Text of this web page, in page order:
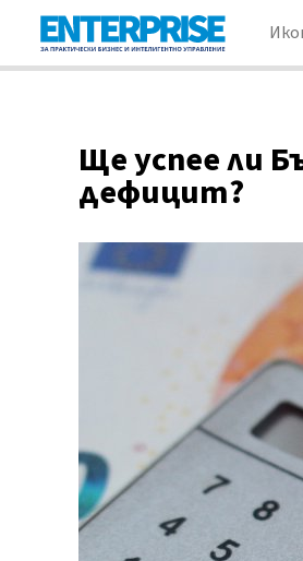
Ще успее ли
дефицит?